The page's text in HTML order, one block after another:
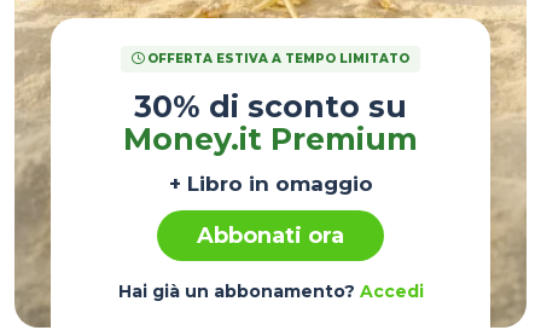
OFFERTA ESTIVA A TEMPO LIMITATO
30% di sconto su
Money.it Premium
+ Libro in omaggio
Abbonati ora
Hai già un abbonamento? Accedi